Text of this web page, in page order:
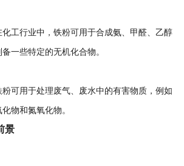
行业中，铁粉可用于合成氨、甲醛、乙醇
一些特定的无机化合物。
用于处理废气、废水中的有害物质，例如
物和氮氧化物。
景